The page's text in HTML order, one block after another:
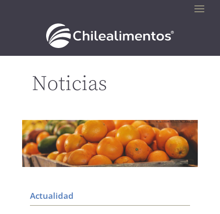
Noticias
Actualidad